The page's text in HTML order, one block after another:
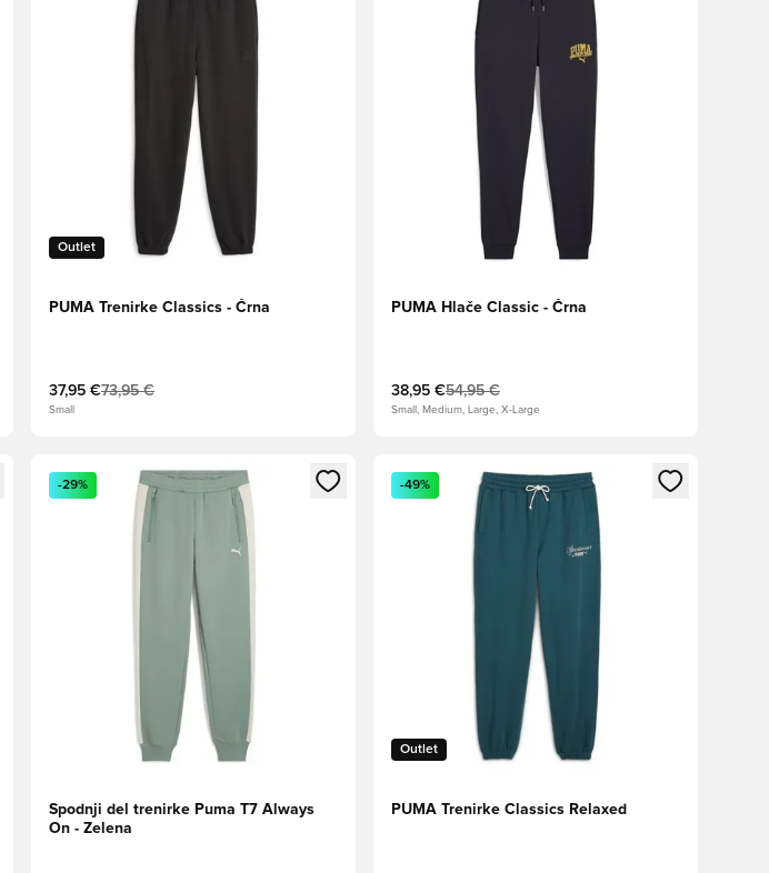
Outlet
PUMA Trenirke Classics - Črna
37,95 €73,95 €
Small
PUMA Hlače Classic - Črna
38,95 €54,95 €
Small, Medium, Large, X-Large
Odpre Modal za prijavo ali vpis kot član
-29%
Spodnji del trenirke Puma T7 Always
On - Zelena
Odpre Modal za prijavo ali vpis kot član
Outlet
-49%
PUMA Trenirke Classics Relaxed